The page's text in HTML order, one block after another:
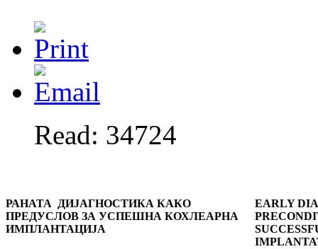
Read: 34724
РАНАТА ДИЈАГНОСТИКА КАКО
ПРЕДУСЛОВ ЗА УСПЕШНА КОХЛЕАРНА
ИМПЛАНТАЦИЈА
EARLY